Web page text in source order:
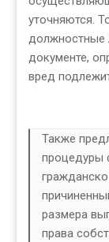
уточняются.
должностные
документе,
вред
Также
процедуры
размера
права